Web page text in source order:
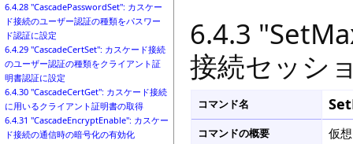
6.4.28 "CascadePasswordSet": カスケー
ド接続のユーザー認証の種類をパスワー
ド認証に設定
6.4.29 "CascadeCertSet": カスケード接続
のユーザー認証の種類をクライアント証
明書認証に設定
6.4.30 "CascadeCertGet": カスケード接続
に用いるクライアント証明書の取得
6.4.31 "CascadeEncryptEnable": カスケー
ド接続の通信時の暗号化の有効化
6.4.3
接続セッシ
コマンド名
コマンドの概要 仮